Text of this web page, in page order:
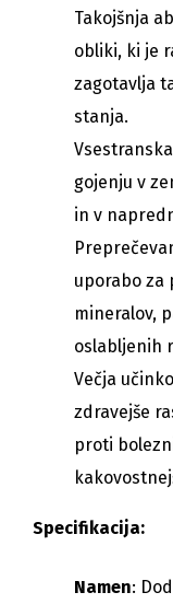
Takojšnja
obliki, ki je
zagotavlja
stanja.
gojenju v
in v
uporabo za
mineralov,
oslabljenih
Večja
zdravejše
proti
Specifikacija:
Namen: